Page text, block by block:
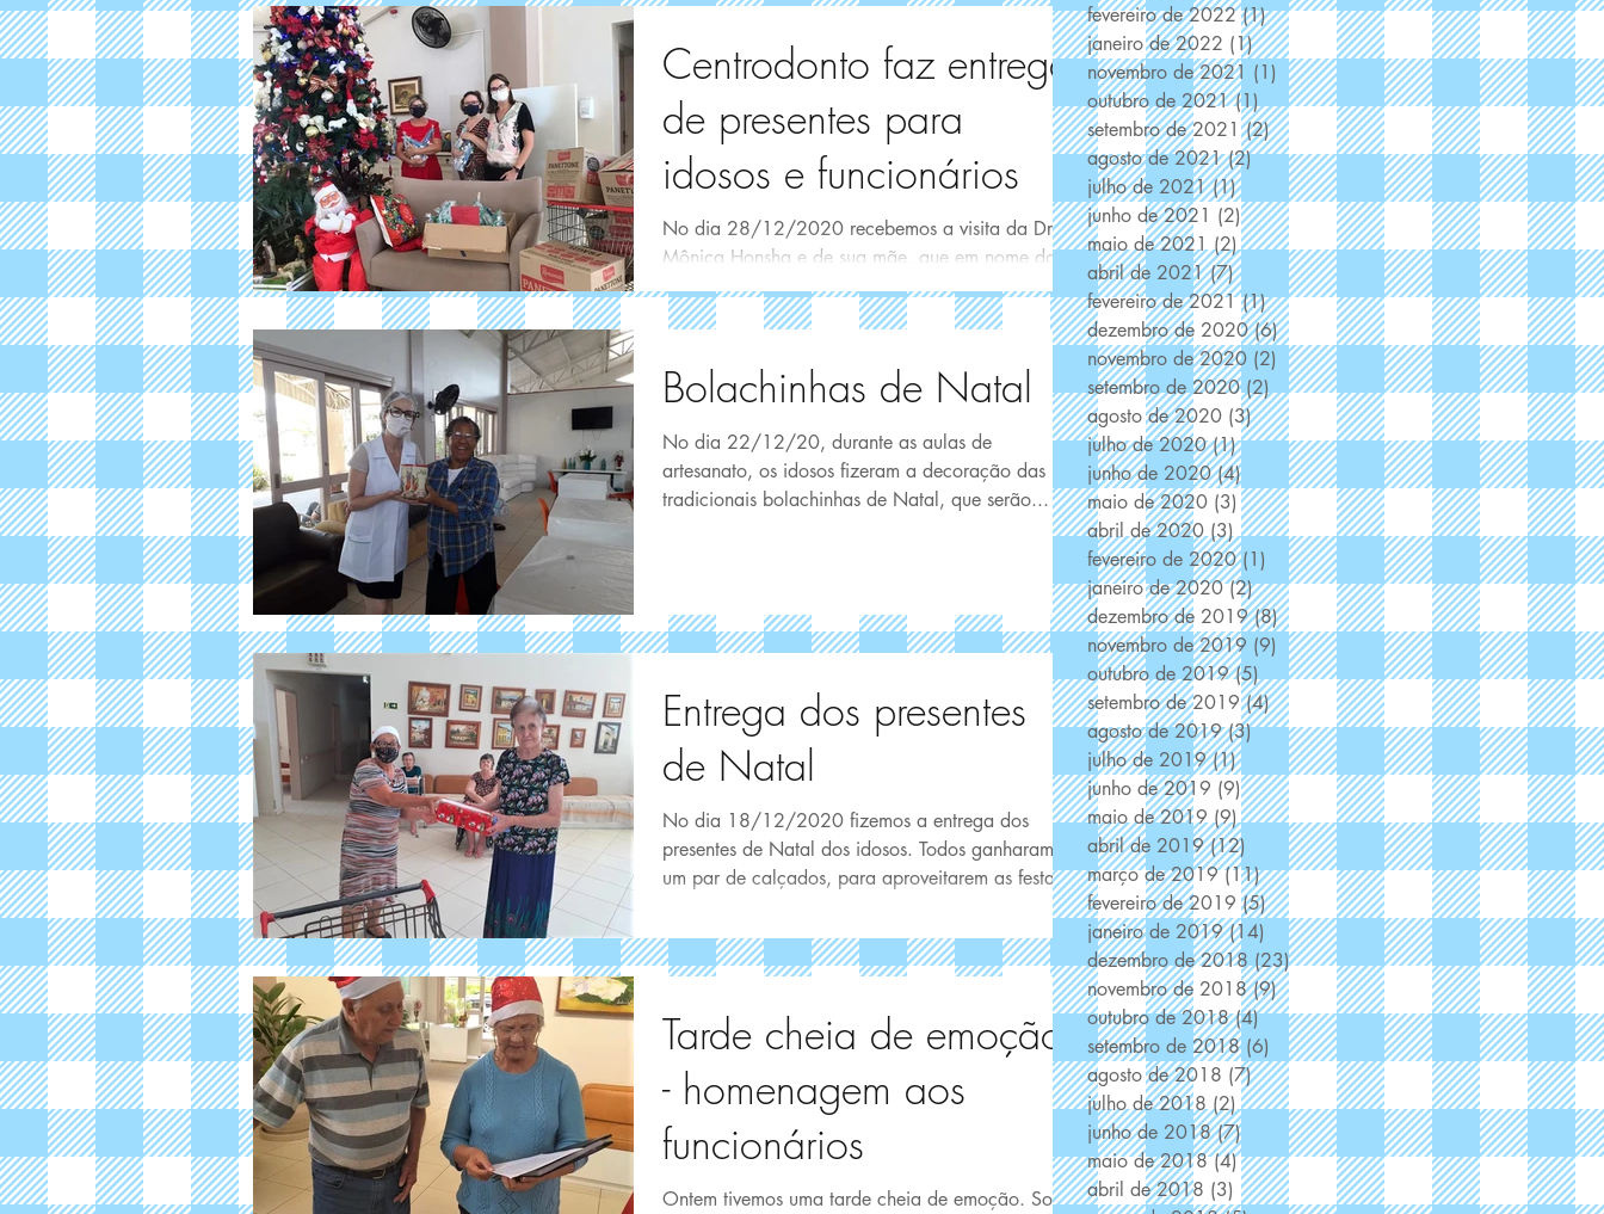
Centrodonto faz entrega
de presentes para
idosos e funcionários
No dia 28/12/2020 recebemos a visita da Dra.
Mônica Honsha e de sua mãe, que em nome do
Centrodonto, fizeram a entrega de kits de
higiene...
Bolachinhas de Natal
No dia 22/12/20, durante as aulas de
artesanato, os idosos fizeram a decoração das
tradicionais bolachinhas de Natal, que serão...
Entrega dos presentes
de Natal
No dia 18/12/2020 fizemos a entrega dos
presentes de Natal dos idosos. Todos ganharam
um par de calçados, para aproveitarem as festas
Tarde cheia de emoção
- homenagem aos
funcionários
Ontem tivemos uma tarde cheia de emoção. Sob a
fevereiro de 2022 (1)1 post
janeiro de 2022 (1)1 post
novembro de 2021 (1) 1 post
outubro de 2021 (1)1 post
setembro de 2021 (2)2 posts
agosto de 2021 (2)2 posts
julho de 2021 (1)1 post
junho de 2021 (2)2 posts
maio de 2021 (2)2 posts
abril de 2021 (7)7 posts
fevereiro de 2021 (1)1 post
dezembro de 2020 (6)6 posts
novembro de 2020 (2) 2 posts
setembro de 2020 (2)2 posts
agosto de 2020 (3)3 posts
julho de 2020 (1)1 post
junho de 2020 (4) 4 posts
maio de 2020 (3) 3 posts
abril de 2020 (3)3 posts
fevereiro de 2020 (1) 1 post
janeiro de 2020 (2)2 posts
dezembro de 2019 (8)8 posts
novembro de 2019 (9) 9 posts
outubro de 2019 (5)5 posts
setembro de 2019 (4)4 posts
agosto de 2019 (3)3 posts
julho de 2019 (1)1 post
junho de 2019 (9)9 posts
maio de 2019 (9)9 posts
abril de 2019 (12) 12 posts
março de 2019 (11)11 posts
fevereiro de 2019 (5)5 posts
janeiro de 2019 (14) 14 posts
dezembro de 2018 (23)23 posts
novembro de 2018 (9)9 posts
outubro de 2018 (4)4 posts
setembro de 2018 (6) 6 posts
agosto de 2018 (7)7 posts
julho de 2018 (2)2 posts
junho de 2018 (7) 7 posts
maio de 2018 (4)4 posts
abril de 2018 (3) 3 posts